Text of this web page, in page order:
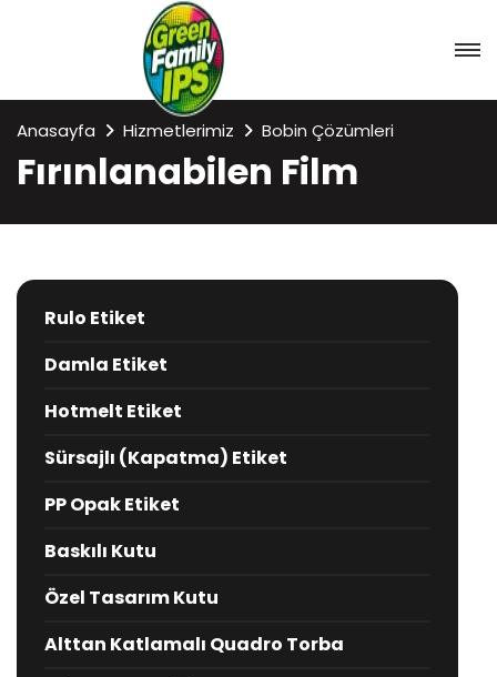
Anasayfa Hizmetlerimiz Bobin Çözümleri
Fırınlanabilen Film
Rulo Etiket
Damla Etiket
Hotmelt Etiket
Sürsajlı (Kapatma) Etiket
PP Opak Etiket
Baskılı Kutu
Özel Tasarım Kutu
Alttan Katlamalı Quadro Torba